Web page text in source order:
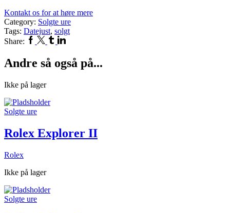
Kontakt os for at høre mere
Category: Solgte ure
Tags: Datejust, solgt
Share: Facebook
Twitter
TumblrLinkedin
Andre så også på...
Ikke på lager
Solgte ure
Rolex Explorer II
Rolex
Ikke på lager
Solgte ure